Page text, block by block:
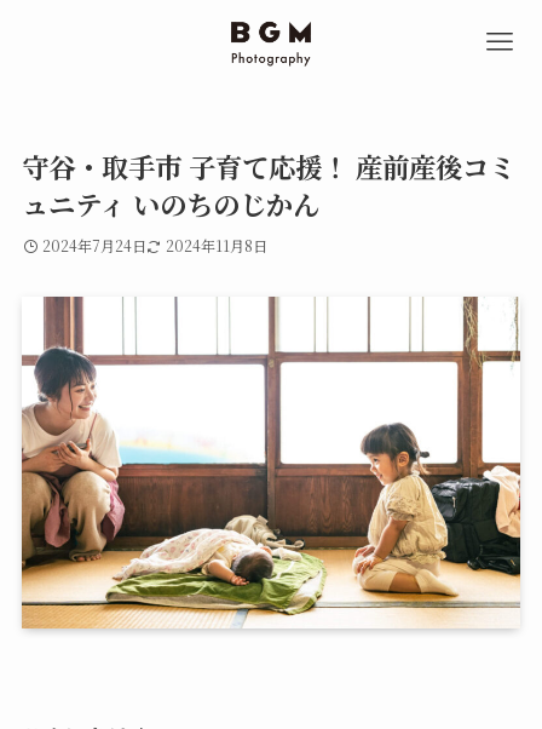
守谷・取手市 子育て応援！ 産前産後コミ
ュニティ いのちのじかん
2024年7月24日 2024年11月8日